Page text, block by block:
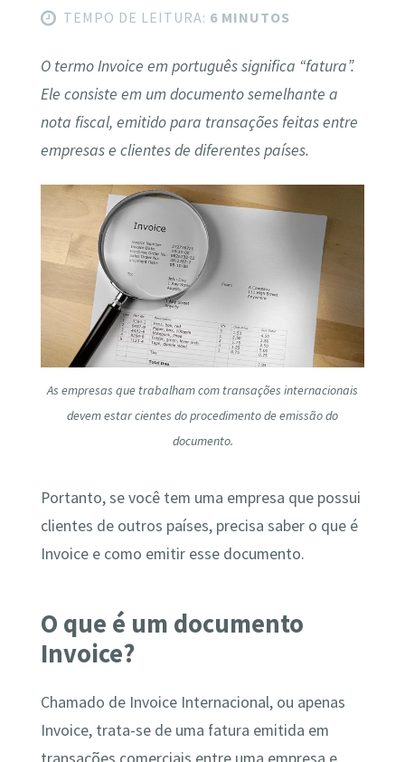
TEMPO DE LEITURA: 6 MINUTOS
O termo Invoice em português significa “fatura”.
Ele consiste em um documento semelhante a
nota fiscal, emitido para transações feitas entre
empresas e clientes de diferentes países.
As empresas que trabalham com transações internacionais
devem estar cientes do procedimento de emissão do
documento.
Portanto, se você tem uma empresa que possui
clientes de outros países, precisa saber o que é
Invoice e como emitir esse documento.
O que é um documento
Invoice?
Chamado de Invoice Internacional, ou apenas
Invoice, trata-se de uma fatura emitida em